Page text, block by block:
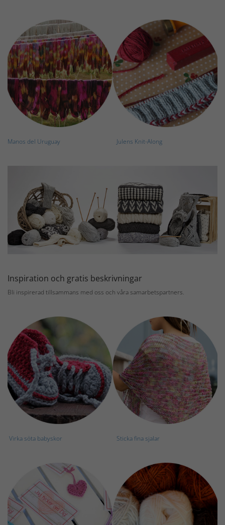
Manos del Uruguay Julens Knit-Along
Inspiration och gratis beskrivningar
Bli inspirerad tillsammans med oss och våra samarbetspartners.
Virka söta babyskor Sticka fina sjalar